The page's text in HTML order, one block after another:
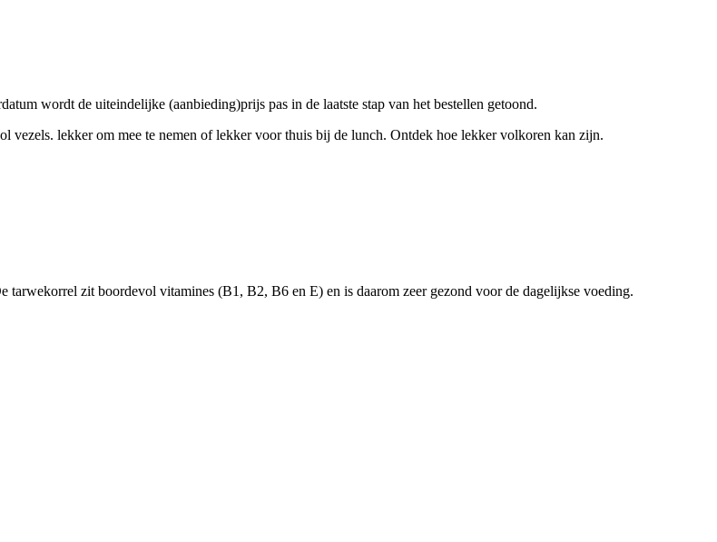
wordt de uiteindelijke (aanbieding)prijs pas in de laatste stap van het bestellen getoond.
lekker om mee te nemen of lekker voor thuis bij de lunch. Ontdek hoe lekker volkoren kan zijn.
zit boordevol vitamines (B1, B2, B6 en E) en is daarom zeer gezond voor de dagelijkse voeding.